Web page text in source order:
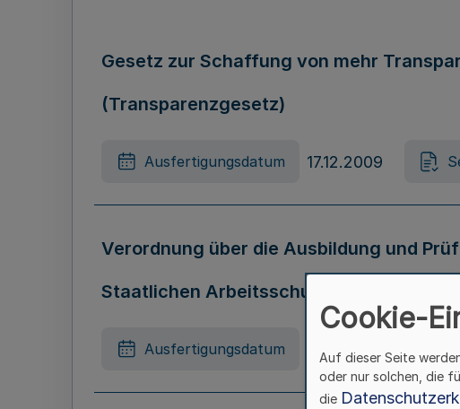
Gesetz zur Schaffung von mehr
(Transparenzgesetz)
Ausfertigungsdatum 17.12.2009
Verordnung über die Ausbildung und
Staatlichen Arbeitsschutzverwaltung
Ausfertigungsdatum 21.12.2009
Cookie-
Auf dieser Seite
oder nur solchen, die
die